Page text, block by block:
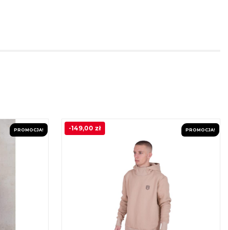
PROMOCJA! PROMOCJA!
-149,00 zł